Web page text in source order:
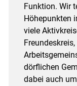
Funktion. Wir
Höhepunkten
viele
dörflichen
dabei auch